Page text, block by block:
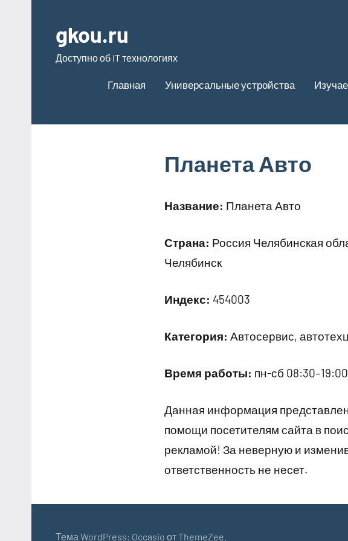
содержимому
gkou.ru
Доступно об IT технологиях
Главная Универсальные устройства
Планета Авто
Название: Планета Авто
Страна: Россия Челябинская
Челябинск
Индекс: 454003
Категория: Автосервис,
Время работы: пн-сб
Данная информация
помощи посетителям сайта в
рекламой! За неверную и
ответственность не несет.
Тема WordPress: Occasio от ThemeZee.